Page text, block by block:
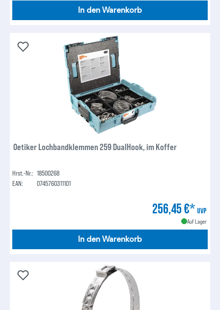
In den Warenkorb
Oetiker Lochbandklemmen 259 DualHook, im Koffer
Hrst.-Nr.: 18500268
EAN:
0745760311101
256,45 €* UVP
Auf Lager
In den Warenkorb